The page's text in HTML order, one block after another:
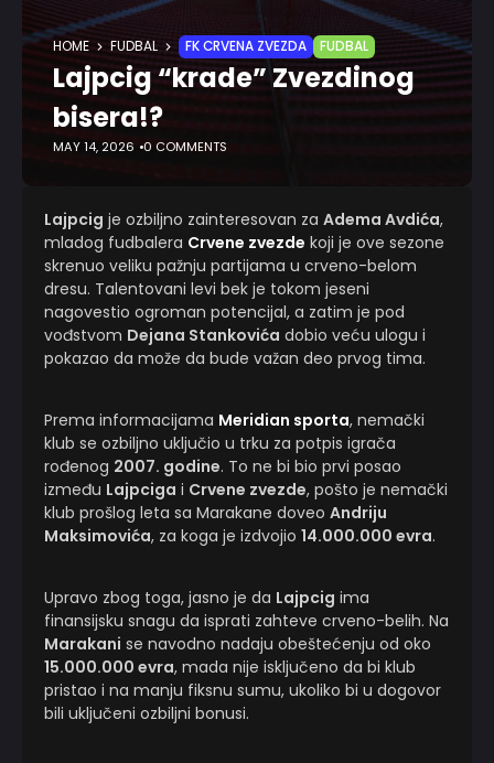
HOME FUDBAL FK CRVENA ZVEZDA FUDBAL
Lajpcig “krade” Zvezdinog
bisera!?
MAY 14, 2026 0 COMMENTS
Lajpcig je ozbiljno zainteresovan za Adema Avdića,
mladog fudbalera Crvene zvezde koji je ove sezone
skrenuo veliku pažnju partijama u crveno-belom
dresu. Talentovani levi bek je tokom jeseni
nagovestio ogroman potencijal, a zatim je pod
vođstvom Dejana Stankovića dobio veću ulogu i
pokazao da može da bude važan deo prvog tima.
Prema informacijama Meridian sporta, nemački
klub se ozbiljno uključio u trku za potpis igrača
rođenog 2007. godine. To ne bi bio prvi posao
između Lajpciga i Crvene zvezde, pošto je nemački
klub prošlog leta sa Marakane doveo Andriju
Maksimovića, za koga je izdvojio 14.000.000 evra.
Upravo zbog toga, jasno je da Lajpcig ima
finansijsku snagu da isprati zahteve crveno-belih. Na
Marakani se navodno nadaju obeštećenju od oko
15.000.000 evra, mada nije isključeno da bi klub
pristao i na manju fiksnu sumu, ukoliko bi u dogovor
bili uključeni ozbiljni bonusi.